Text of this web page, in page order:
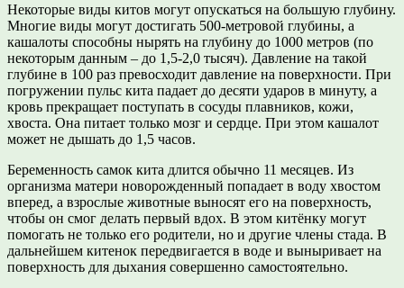
Некоторые виды китов могут опускаться на большую глубину.
Многие виды могут достигать 500-метровой глубины, а
кашалоты способны нырять на глубину до 1000 метров (по
некоторым данным – до 1,5-2,0 тысяч). Давление на такой
глубине в 100 раз превосходит давление на поверхности. При
погружении пульс кита падает до десяти ударов в минуту, а
кровь прекращает поступать в сосуды плавников, кожи,
хвоста. Она питает только мозг и сердце. При этом кашалот
может не дышать до 1,5 часов.
Беременность самок кита длится обычно 11 месяцев. Из
организма матери новорожденный попадает в воду хвостом
вперед, а взрослые животные выносят его на поверхность,
чтобы он смог делать первый вдох. В этом китёнку могут
помогать не только его родители, но и другие члены стада. В
дальнейшем китенок передвигается в воде и выныривает на
поверхность для дыхания совершенно самостоятельно.